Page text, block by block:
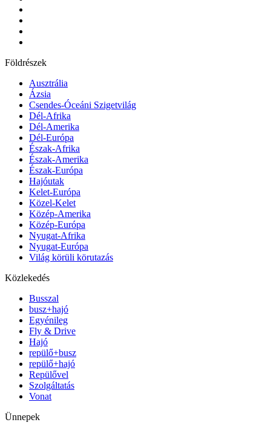
Földrészek
Ausztrália
Ázsia
Csendes-Óceáni Szigetvilág
Dél-Afrika
Dél-Amerika
Dél-Európa
Észak-Afrika
Észak-Amerika
Észak-Európa
Hajóutak
Kelet-Európa
Közel-Kelet
Közép-Amerika
Közép-Európa
Nyugat-Afrika
Nyugat-Európa
Világ körüli körutazás
Közlekedés
Busszal
busz+hajó
Egyénileg
Fly & Drive
Hajó
repülő+busz
repülő+hajó
Repülővel
Szolgáltatás
Vonat
Ünnepek